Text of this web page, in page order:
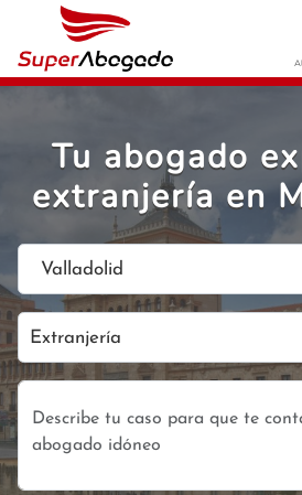
Tu abogado
extranjería en
Valladolid
Extranjería